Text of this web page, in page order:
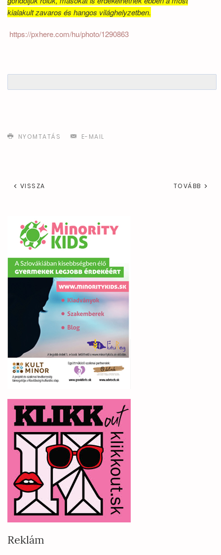
kialakult zavaros és hangos világhelyzetben.
https://pxhere.com/hu/photo/1290863
NYOMTATÁS E-MAIL
VISSZA TOVÁBB
Reklám